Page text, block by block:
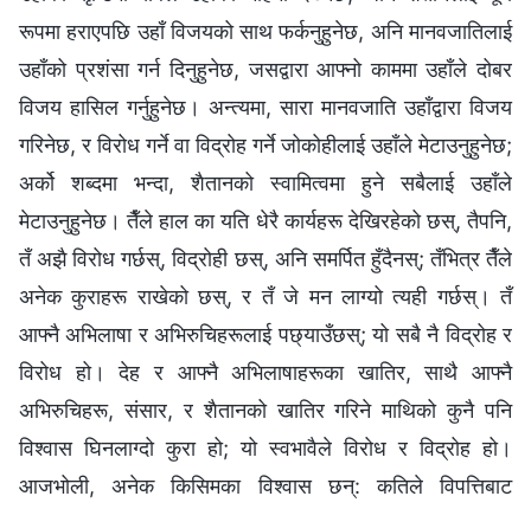
रूपमा हराएपछि उहाँ विजयको साथ फर्कनुहुनेछ, अनि मानवजातिलाई
उहाँको प्रशंसा गर्न दिनुहुनेछ, जसद्वारा आफ्‍नो काममा उहाँले दोबर
विजय हासिल गर्नुहुनेछ। अन्त्यमा, सारा मानवजाति उहाँद्वारा विजय
गरिनेछ, र विरोध गर्ने वा विद्रोह गर्ने जोकोहीलाई उहाँले मेटाउनुहुनेछ;
अर्को शब्दमा भन्दा, शैतानको स्वामित्वमा हुने सबैलाई उहाँले
मेटाउनुहुनेछ। तैँले हाल का यति धेरै कार्यहरू देखिरहेको छस्, तैपनि,
तँ अझै विरोध गर्छस्, विद्रोही छस्, अनि समर्पित हुँदैनस्; तँभित्र तैँले
अनेक कुराहरू राखेको छस्, र तँ जे मन लाग्यो त्यही गर्छस्। तँ
आफ्नै अभिलाषा र अभिरुचिहरूलाई पछ्याउँछस्; यो सबै नै विद्रोह र
विरोध हो। देह र आफ्नै अभिलाषाहरूका खातिर, साथै आफ्नै
अभिरुचिहरू, संसार, र शैतानको खातिर गरिने माथिको कुनै पनि
विश्‍वास घिनलाग्दो कुरा हो; यो स्वभावैले विरोध र विद्रोह हो।
आजभोली, अनेक किसिमका विश्‍वास छन्: कतिले विपत्तिबाट